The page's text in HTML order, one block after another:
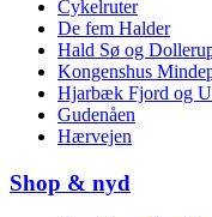
Cykelruter
De fem Halder
Hald Sø og
Kongenshus
Hjarbæk Fjord og
Gudenåen
Hærvejen
Shop & nyd